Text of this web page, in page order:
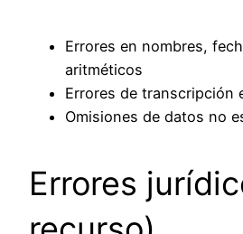
Errores en nombres,
aritméticos
Errores de transcripción
Omisiones de datos no
Errores